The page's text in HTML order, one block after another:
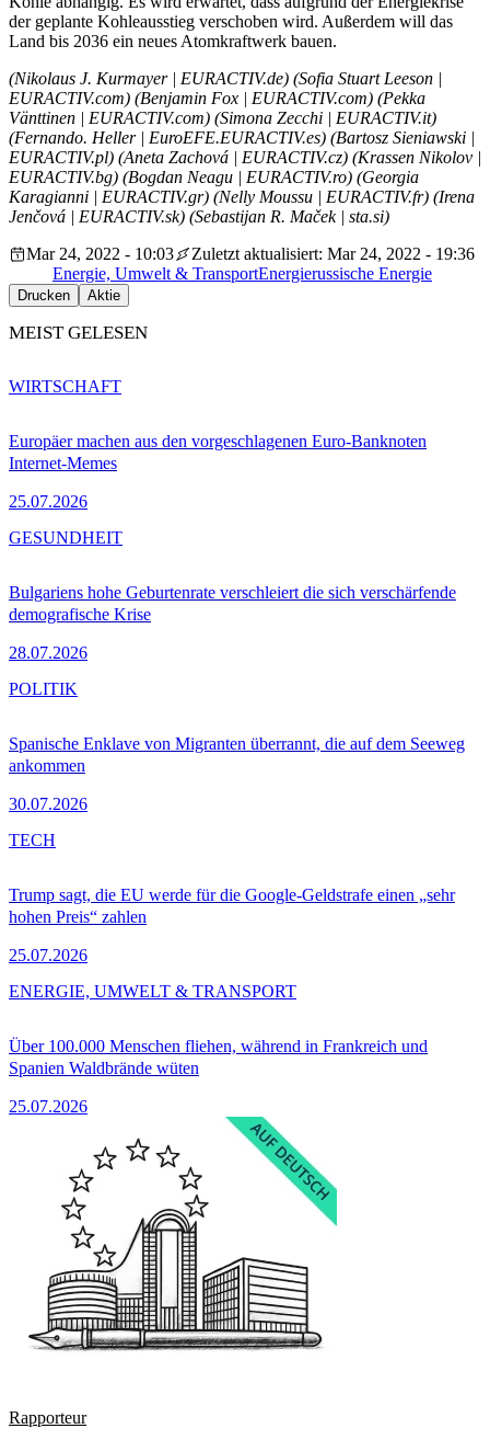
der geplante Kohleausstieg verschoben wird. Außerdem will das
Land bis 2036 ein neues Atomkraftwerk bauen.
(Nikolaus J. Kurmayer | EURACTIV.de) (Sofia Stuart Leeson |
EURACTIV.com) (Benjamin Fox | EURACTIV.com) (Pekka
Vänttinen | EURACTIV.com) (Simona Zecchi | EURACTIV.it)
(Fernando. Heller | EuroEFE.EURACTIV.es) (Bartosz Sieniawski |
EURACTIV.pl) (Aneta Zachová | EURACTIV.cz) (Krassen Nikolov |
EURACTIV.bg) (Bogdan Neagu | EURACTIV.ro) (Georgia
Karagianni | EURACTIV.gr) (Nelly Moussu | EURACTIV.fr) (Irena
Jenčová | EURACTIV.sk) (Sebastijan R. Maček | sta.si)
Mar 24, 2022 - 10:03
Zuletzt aktualisiert: Mar 24, 2022 - 19:36
Energie, Umwelt & TransportEnergierussische Energie
Drucken Aktie
MEIST GELESEN
Europäer machen aus den vorgeschlagenen Euro-Banknoten
Internet-Memes
25.07.2026
WIRTSCHAFT
Bulgariens hohe Geburtenrate verschleiert die sich verschärfende
demografische Krise
28.07.2026
GESUNDHEIT
Spanische Enklave von Migranten überrannt, die auf dem Seeweg
ankommen
30.07.2026
POLITIK
Trump sagt, die EU werde für die Google-Geldstrafe einen „sehr
hohen Preis“ zahlen
25.07.2026
TECH
Über 100.000 Menschen fliehen, während in Frankreich und
Spanien Waldbrände wüten
25.07.2026
ENERGIE, UMWELT & TRANSPORT
Rapporteur